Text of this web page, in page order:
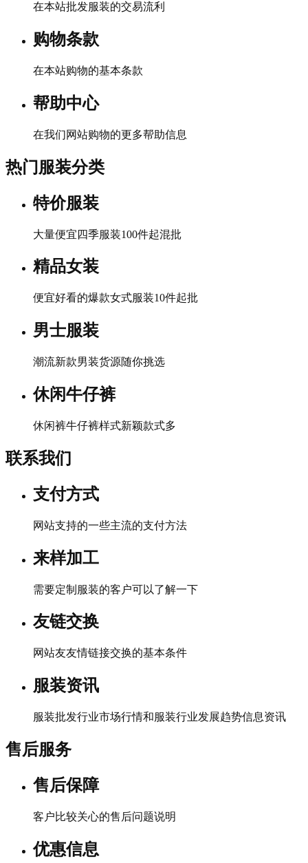
在本站批发服装的交易流利
购物条款
在本站购物的基本条款
帮助中心
在我们网站购物的更多帮助信息
热门服装分类
特价服装
大量便宜四季服装100件起混批
精品女装
便宜好看的爆款女式服装10件起批
男士服装
潮流新款男装货源随你挑选
休闲牛仔裤
休闲裤牛仔裤样式新颖款式多
联系我们
支付方式
网站支持的一些主流的支付方法
来样加工
需要定制服装的客户可以了解一下
友链交换
网站友友情链接交换的基本条件
服装资讯
服装批发行业市场行情和服装行业发展趋势信息资讯
售后服务
售后保障
客户比较关心的售后问题说明
优惠信息